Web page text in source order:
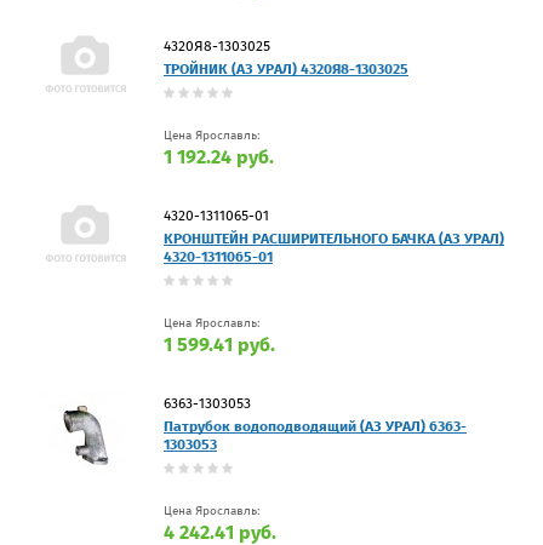
4320Я8-1303025
ТРОЙНИК (АЗ УРАЛ) 4320Я8-1303025
Цена Ярославль:
1 192.24 руб.
4320-1311065-01
КРОНШТЕЙН РАСШИРИТЕЛЬНОГО БАЧКА (АЗ УРАЛ)
4320-1311065-01
Цена Ярославль:
1 599.41 руб.
6363-1303053
Патрубок водоподводящий (АЗ УРАЛ) 6363-
1303053
Цена Ярославль:
4 242.41 руб.